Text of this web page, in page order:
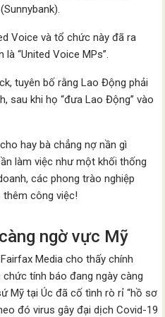
Voice và tổ chức này đã ra
“United Voice MPs”.
tuyên bố rằng Lao Động phải
sau khi họ “đưa Lao Động” vào
hay bà chẳng nợ nần gì
làm việc như một khối thống
các phong trào nghiệp
thêm công việc!
ngờ vực Mỹ
Media cho thấy chính
tính báo đang ngày càng
Mỹ tại Úc đã cố tình rò rỉ “hồ sơ
đó virus gây đại dịch Covid-19